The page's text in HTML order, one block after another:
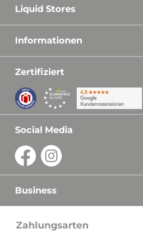
Liquid Stores
Informationen
Zertifiziert
Social Media
Business
Zahlungsarten